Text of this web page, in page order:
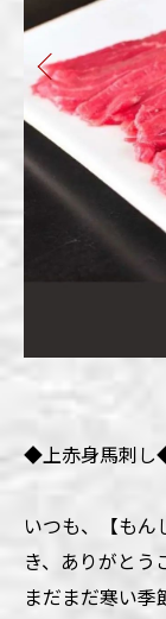
◆上赤身馬刺し
いつも、【も
き、ありがとう
まだまだ寒い